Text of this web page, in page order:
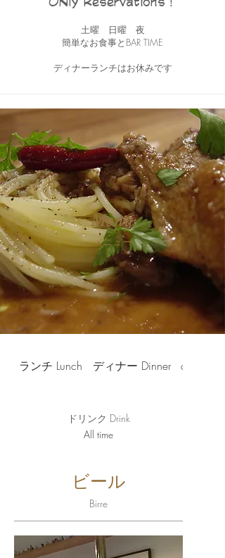
土曜 日曜 夜
簡単なお食事とBAR TIME
ディナーランチはお休みです
Menu
​メニュー
ランチ Lunch ディナー Dinner dinner デ
ドリンク Drink
All time
ビール
Birre